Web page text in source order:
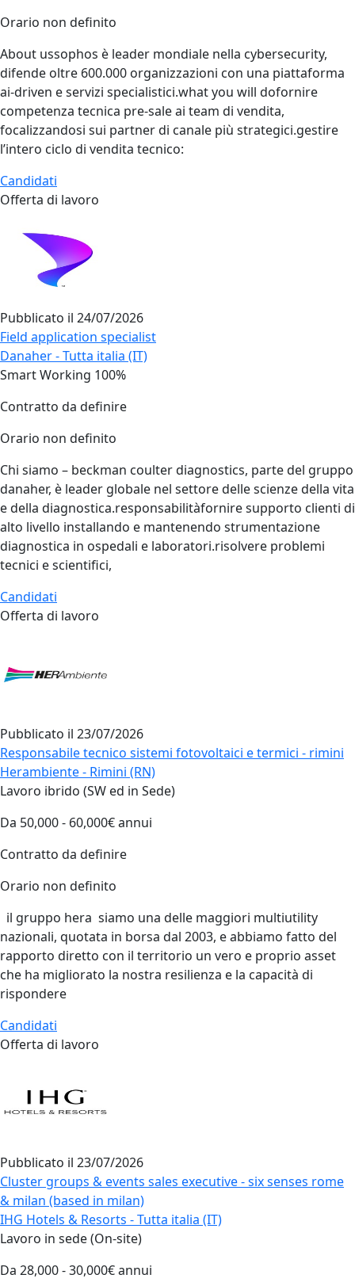
Orario non definito
About ussophos è leader mondiale nella cybersecurity,
difende oltre 600.000 organizzazioni con una piattaforma
ai‑driven e servizi specialistici.what you will dofornire
competenza tecnica pre‑sale ai team di vendita,
focalizzandosi sui partner di canale più strategici.gestire
l’intero ciclo di vendita tecnico:
Candidati
Offerta di lavoro
Pubblicato il 24/07/2026
Field application specialist
Danaher - Tutta italia (IT)
Smart Working 100%
Contratto da definire
Orario non definito
Chi siamo – beckman coulter diagnostics, parte del gruppo
danaher, è leader globale nel settore delle scienze della vita
e della diagnostica.responsabilitàfornire supporto clienti di
alto livello installando e mantenendo strumentazione
diagnostica in ospedali e laboratori.risolvere problemi
tecnici e scientifici,
Candidati
Offerta di lavoro
Pubblicato il 23/07/2026
Responsabile tecnico sistemi fotovoltaici e termici - rimini
Herambiente - Rimini (RN)
Lavoro ibrido (SW ed in Sede)
Da 50,000 - 60,000€ annui
Contratto da definire
Orario non definito
il gruppo hera siamo una delle maggiori multiutility
nazionali, quotata in borsa dal 2003, e abbiamo fatto del
rapporto diretto con il territorio un vero e proprio asset
che ha migliorato la nostra resilienza e la capacità di
rispondere
Candidati
Offerta di lavoro
Pubblicato il 23/07/2026
Cluster groups & events sales executive - six senses rome
& milan (based in milan)
IHG Hotels & Resorts - Tutta italia (IT)
Lavoro in sede (On-site)
Da 28,000 - 30,000€ annui